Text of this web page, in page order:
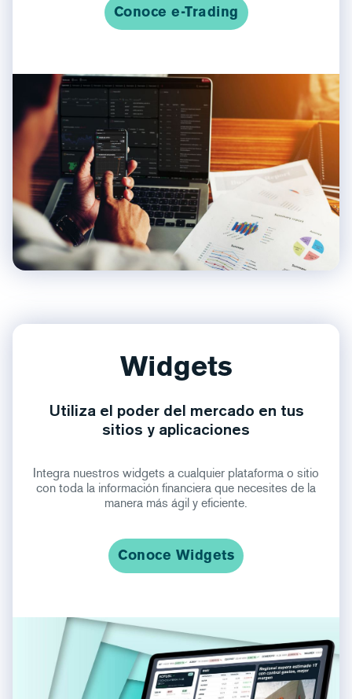
Conoce e-Trading
Widgets
Utiliza el poder del mercado en tus
sitios y aplicaciones
Integra nuestros widgets a cualquier plataforma o sitio
con toda la información financiera que necesites de la
manera más ágil y eficiente.
Conoce Widgets